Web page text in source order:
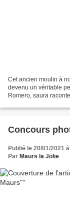
Cet ancien moulin à
devenu un véritable
Romero, saura
Publié le 20/01/2021
Par Maurs la Jolie